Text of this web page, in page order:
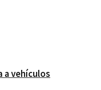
a vehículos